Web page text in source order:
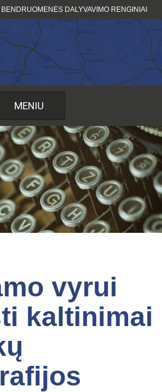
BENDRUOMENĖS DALYVAVIMO RENGINIAI
MENIU
vyrui
kaltinimai